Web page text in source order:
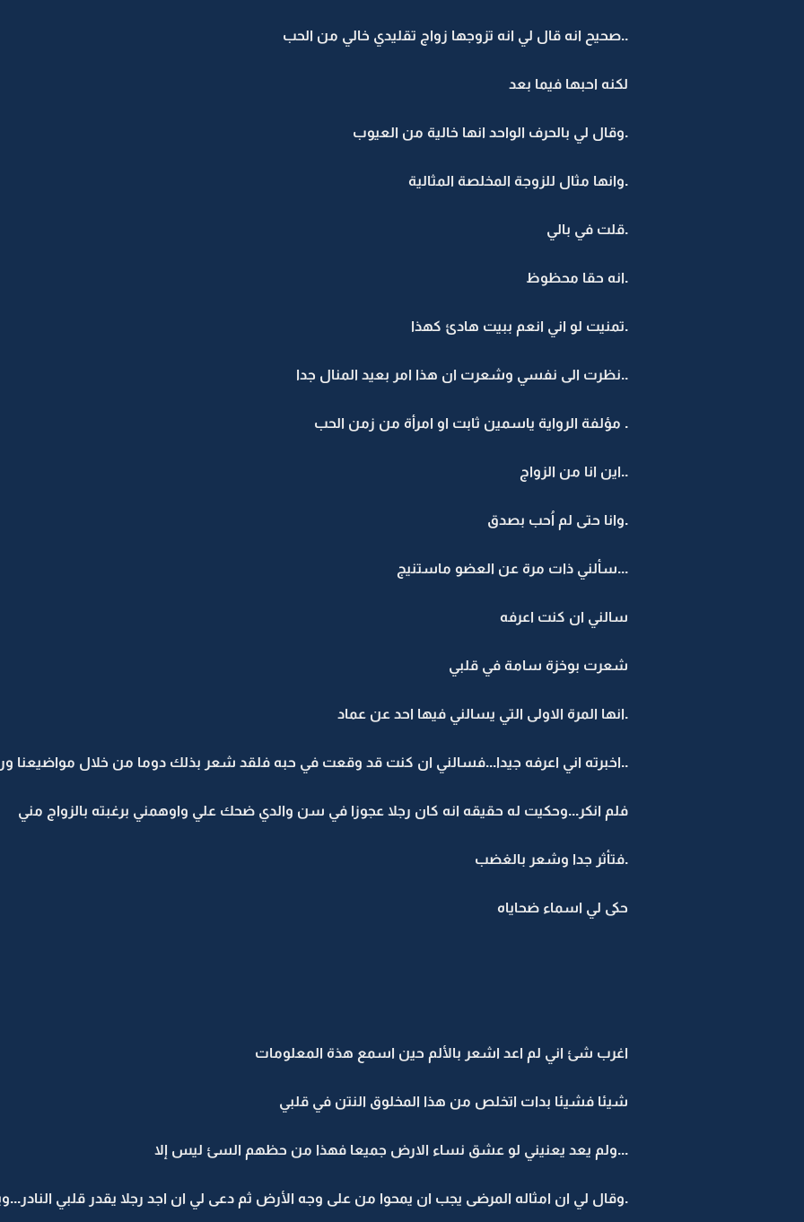
..صحيح انه قال لي انه تزوجها زواج تقليدي خالي من الحب
لكنه احبها فيما بعد
.وقال لي بالحرف الواحد انها خالية من العيوب
.وانها مثال للزوجة المخلصة المثالية
.قلت في بالي
.انه حقا محظوظ
.تمنيت لو اني انعم ببيت هادئ كهذا
..نظرت الى نفسي وشعرت ان هذا امر بعيد المنال جدا
. مؤلفة الرواية ياسمين ثابت او امرأة من زمن الحب
..اين انا من الزواج
.وانا حتى لم اُحب بصدق
...سألني ذات مرة عن العضو ماستنيج
سالني ان كنت اعرفه
شعرت بوخزة سامة في قلبي
.انها المرة الاولى التي يسالني فيها احد عن عماد
..اخبرته اني اعرفه جيدا...فسالني ان كنت قد وقعت في حبه فلقد شعر بذلك دوما من خلال مواضيعنا
فلم انكر...وحكيت له حقيقه انه كان رجلا عجوزا في سن والدي ضحك علي واوهمني برغبته بالزواج مني
.فتأثر جدا وشعر بالغضب
حكى لي اسماء ضحاياه
اغرب شئ اني لم اعد اشعر بالألم حين اسمع هذة المعلومات
شيئا فشيئا بدات اتخلص من هذا المخلوق النتن في قلبي
...ولم يعد يعنيني لو عشق نساء الارض جميعا فهذا من حظهم السئ ليس إلا
.وقال لي ان امثاله المرضى يجب ان يمحوا من على وجه الأرض ثم دعى لي ان اجد رجلا يقدر قلبي